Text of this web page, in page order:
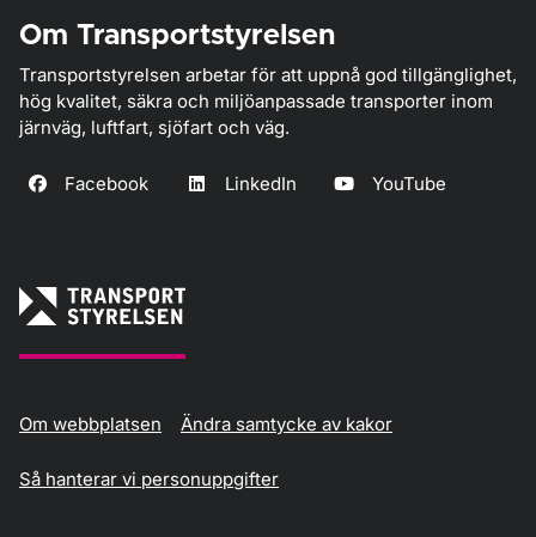
Om Transportstyrelsen
Transportstyrelsen arbetar för att uppnå god tillgänglighet,
hög kvalitet, säkra och miljöanpassade transporter inom
järnväg, luftfart, sjöfart och väg.
Facebook LinkedIn YouTube
Om webbplatsen Ändra samtycke av kakor
Så hanterar vi personuppgifter